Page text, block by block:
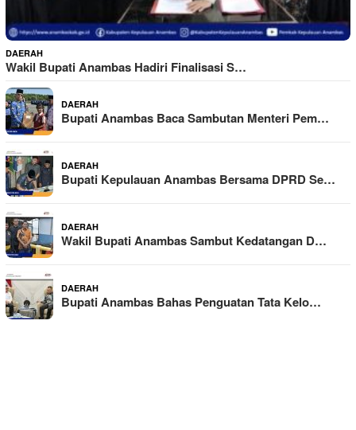
DAERAH
Wakil Bupati Anambas Hadiri Finalisasi S…
DAERAH
Bupati Anambas Baca Sambutan Menteri Pem…
DAERAH
Bupati Kepulauan Anambas Bersama DPRD Se…
DAERAH
Wakil Bupati Anambas Sambut Kedatangan D…
DAERAH
Bupati Anambas Bahas Penguatan Tata Kelo…